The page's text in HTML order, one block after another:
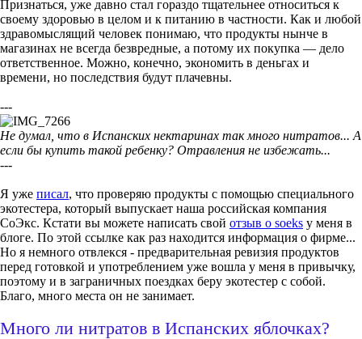
Признаться, уже давно стал гораздо тщательнее относиться к
своему здоровью в целом и к питанию в частности. Как и любой
здравомыслящий человек понимаю, что продукты нынче в
магазинах не всегда безвредные, а потому их покупка — дело
ответственное. Можно, конечно, экономить в деньгах и
времени, но последствия будут плачевны.
---
Не думал, что в Испанских нектаринах так много нитратов... А
если бы купить такой ребенку? Отравления не избежать...
---
Я уже писал, что проверяю продукты с помощью специального
экотестера, который выпускает наша российская компания
СоЭкс. Кстати вы можете написать свой отзыв о soeks у меня в
блоге. По этой ссылке как раз находится информация о фирме...
Но я немного отвлекся - предварительная ревизия продуктов
перед готовкой и употреблением уже вошла у меня в привычку,
поэтому и в заграничных поездках беру экотестер с собой.
Благо, много места он не занимает.
Много ли нитратов в Испанских яблочках?